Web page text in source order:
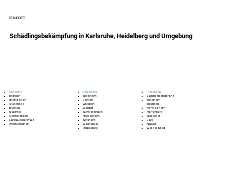
STANDORTE
Schädlingsbekämpfung in Karlsruhe, Heidelberg und Umgebung
Karlsruhe
Ettlingen
Rheinstetten
Stutensee
Bruchsal
Kraichtal
Germersheim
Landau in der Pfalz
Wörth am Rhein
Heidelberg
Eppelheim
Leimen
Wiesloch
Walldorf
Schwetzingen
Hockenheim
Sinsheim
Waghäusel
Philippsburg
Pforzheim
Vaihingen an der Enz
Bietigheim‑
Bissingen
Kornwestheim
Herrenberg
Mühlacker
Calw
Nagold
Weil der Stadt